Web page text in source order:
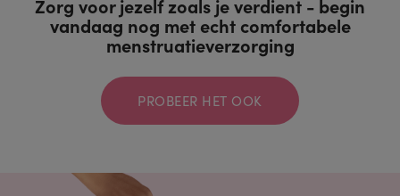
Zorg voor jezelf zoals je verdient - begin
vandaag nog met echt comfortabele
menstruatieverzorging
PROBEER HET OOK